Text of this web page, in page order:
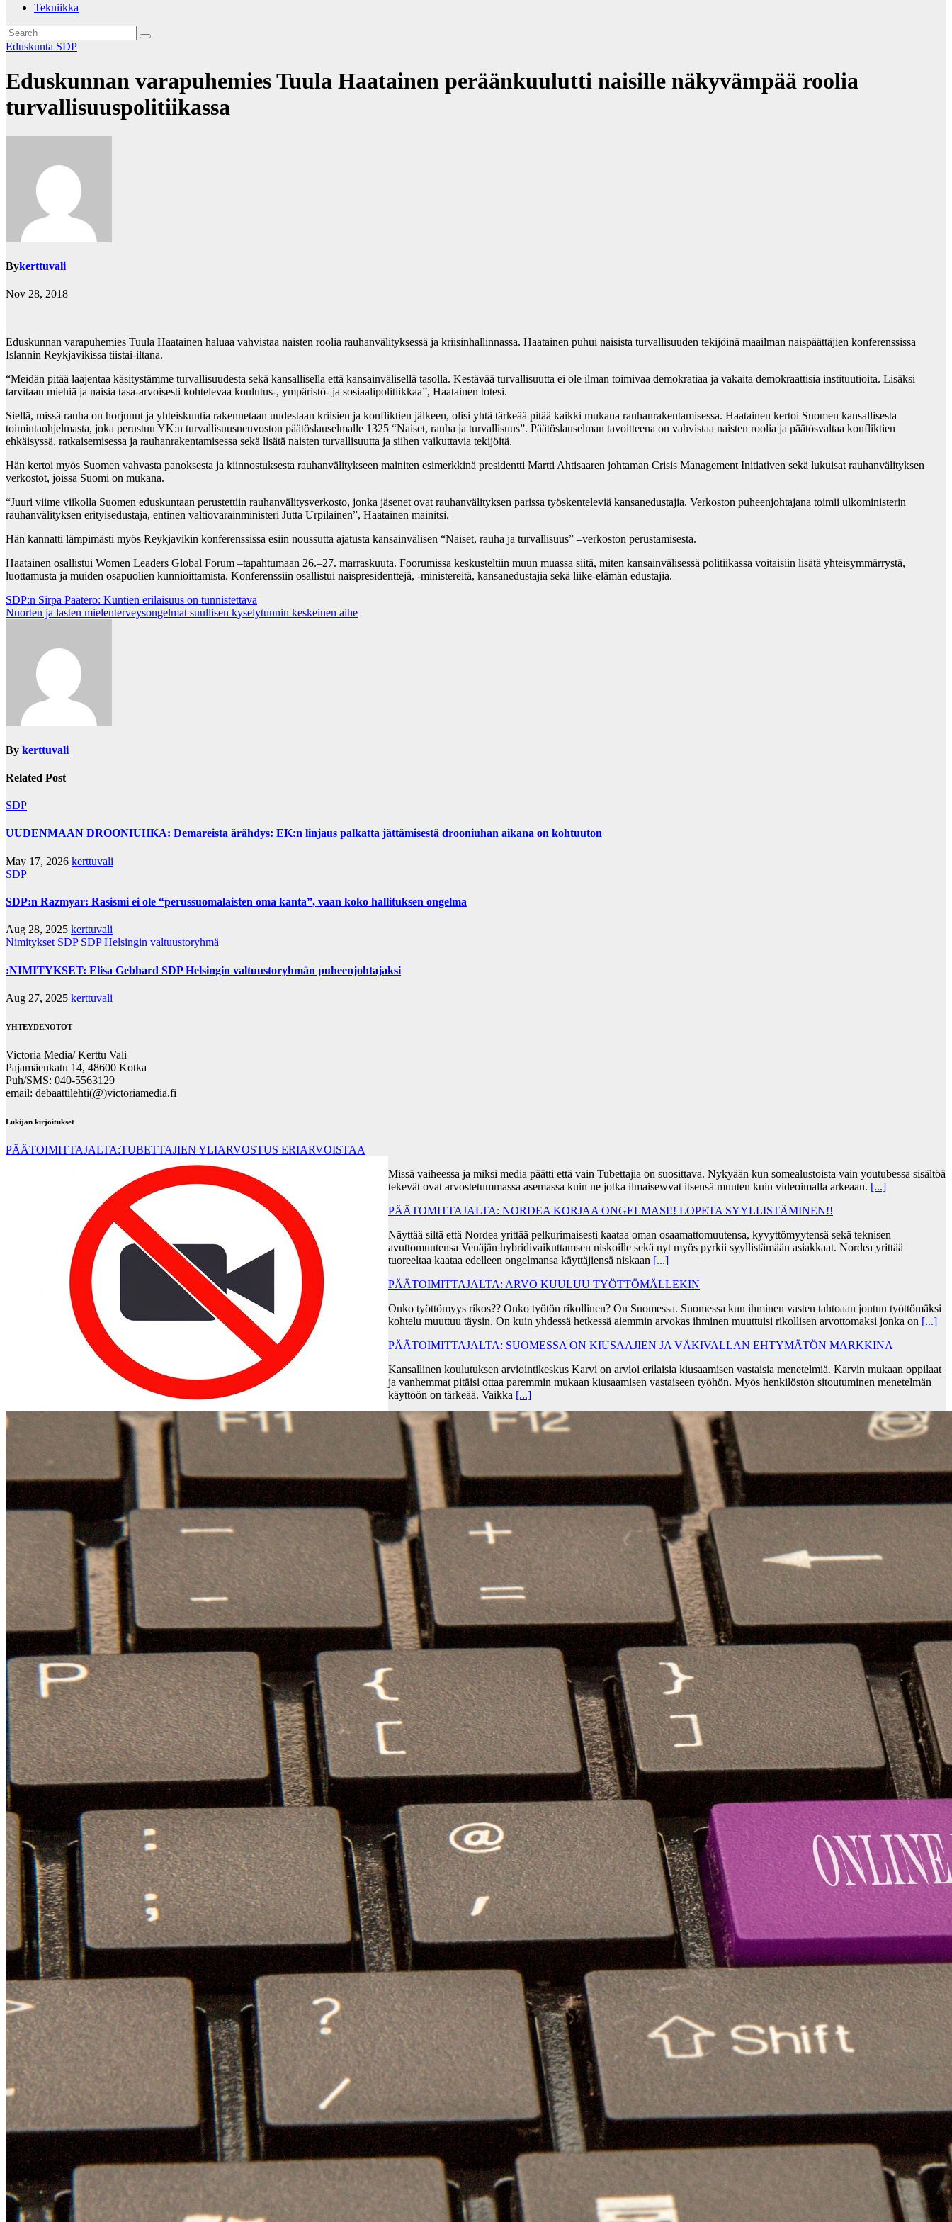
Tekniikka
Eduskunta SDP
Eduskunnan varapuhemies Tuula Haatainen peräänkuulutti naisille näkyvämpää roolia
turvallisuuspolitiikassa
Bykerttuvali
Nov 28, 2018
Eduskunnan varapuhemies Tuula Haatainen haluaa vahvistaa naisten roolia rauhanvälityksessä ja kriisinhallinnassa. Haatainen puhui naisista turvallisuuden tekijöinä maailman naispäättäjien konferenssissa
Islannin Reykjavikissa tiistai-iltana.
“Meidän pitää laajentaa käsitystämme turvallisuudesta sekä kansallisella että kansainvälisellä tasolla. Kestävää turvallisuutta ei ole ilman toimivaa demokratiaa ja vakaita demokraattisia instituutioita. Lisäksi
tarvitaan miehiä ja naisia tasa-arvoisesti kohtelevaa koulutus-, ympäristö- ja sosiaalipolitiikkaa”, Haatainen totesi.
Siellä, missä rauha on horjunut ja yhteiskuntia rakennetaan uudestaan kriisien ja konfliktien jälkeen, olisi yhtä tärkeää pitää kaikki mukana rauhanrakentamisessa. Haatainen kertoi Suomen kansallisesta
toimintaohjelmasta, joka perustuu YK:n turvallisuusneuvoston päätöslauselmalle 1325 “Naiset, rauha ja turvallisuus”. Päätöslauselman tavoitteena on vahvistaa naisten roolia ja päätösvaltaa konfliktien
ehkäisyssä, ratkaisemisessa ja rauhanrakentamisessa sekä lisätä naisten turvallisuutta ja siihen vaikuttavia tekijöitä.
Hän kertoi myös Suomen vahvasta panoksesta ja kiinnostuksesta rauhanvälitykseen mainiten esimerkkinä presidentti Martti Ahtisaaren johtaman Crisis Management Initiativen sekä lukuisat rauhanvälityksen
verkostot, joissa Suomi on mukana.
“Juuri viime viikolla Suomen eduskuntaan perustettiin rauhanvälitysverkosto, jonka jäsenet ovat rauhanvälityksen parissa työskenteleviä kansanedustajia. Verkoston puheenjohtajana toimii ulkoministerin
rauhanvälityksen erityisedustaja, entinen valtiovarainministeri Jutta Urpilainen”, Haatainen mainitsi.
Hän kannatti lämpimästi myös Reykjavikin konferenssissa esiin noussutta ajatusta kansainvälisen “Naiset, rauha ja turvallisuus” –verkoston perustamisesta.
Haatainen osallistui Women Leaders Global Forum –tapahtumaan 26.–27. marraskuuta. Foorumissa keskusteltiin muun muassa siitä, miten kansainvälisessä politiikassa voitaisiin lisätä yhteisymmärrystä,
luottamusta ja muiden osapuolien kunnioittamista. Konferenssiin osallistui naispresidenttejä, -ministereitä, kansanedustajia sekä liike-elämän edustajia.
Post
navigation
SDP:n Sirpa Paatero: Kuntien erilaisuus on tunnistettava
Nuorten ja lasten mielenterveysongelmat suullisen kyselytunnin keskeinen aihe
By kerttuvali
Related Post
SDP
UUDENMAAN DROONIUHKA: Demareista ärähdys: EK:n linjaus palkatta jättämisestä drooniuhan aikana on kohtuuton
May 17, 2026 kerttuvali
SDP
SDP:n Razmyar: Rasismi ei ole “perussuomalaisten oma kanta”, vaan koko hallituksen ongelma
Aug 28, 2025 kerttuvali
Nimitykset SDP SDP Helsingin valtuustoryhmä
:NIMITYKSET: Elisa Gebhard SDP Helsingin valtuustoryhmän puheenjohtajaksi
Aug 27, 2025 kerttuvali
YHTEYDENOTOT
Victoria Media/ Kerttu Vali
Pajamäenkatu 14, 48600 Kotka
Puh/SMS: 040-5563129
email: debaattilehti(@)victoriamedia.fi
Lukijan kirjoitukset
PÄÄTOIMITTAJALTA:TUBETTAJIEN YLIARVOSTUS ERIARVOISTAA
Missä vaiheessa ja miksi media päätti että vain Tubettajia on suosittava. Nykyään kun somealustoista vain youtubessa sisältöä
tekevät ovat arvostetummassa asemassa kuin ne jotka ilmaisewvat itsensä muuten kuin videoimalla arkeaan. [...]
PÄÄTOMITTAJALTA: NORDEA KORJAA ONGELMASI!! LOPETA SYYLLISTÄMINEN!!
Näyttää siltä että Nordea yrittää pelkurimaisesti kaataa oman osaamattomuutensa, kyvyttömyytensä sekä teknisen
avuttomuutensa Venäjän hybridivaikuttamsen niskoille sekä nyt myös pyrkii syyllistämään asiakkaat. Nordea yrittää
tuoreeltaa kaataa edelleen ongelmansa käyttäjiensä niskaan [...]
PÄÄTOIMITTAJALTA: ARVO KUULUU TYÖTTÖMÄLLEKIN
Onko työttömyys rikos?? Onko työtön rikollinen? On Suomessa. Suomessa kun ihminen vasten tahtoaan joutuu työttömäksi
kohtelu muuttuu täysin. On kuin yhdessä hetkessä aiemmin arvokas ihminen muuttuisi rikollisen arvottomaksi jonka on [...]
PÄÄTOIMITTAJALTA: SUOMESSA ON KIUSAAJIEN JA VÄKIVALLAN EHTYMÄTÖN MARKKINA
Kansallinen koulutuksen arviointikeskus Karvi on arvioi erilaisia kiusaamisen vastaisia menetelmiä. Karvin mukaan oppilaat
ja vanhemmat pitäisi ottaa paremmin mukaan kiusaamisen vastaiseen työhön. Myös henkilöstön sitoutuminen menetelmän
käyttöön on tärkeää. Vaikka [...]